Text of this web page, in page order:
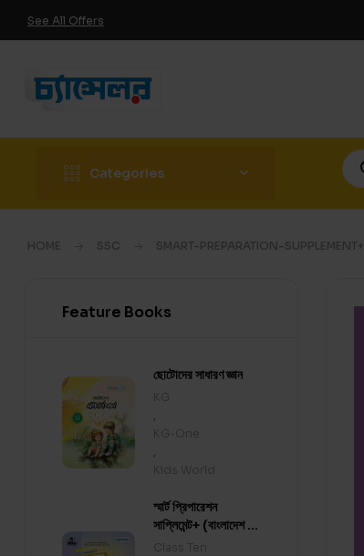
See All Offers
Categories
HOME SSC SMART-PREPARATION-SUPPLEMENT+
Feature Books
ছোটোদের সাধারণ জ্ঞান
KG
,
KG-One
,
Kids World
স্মার্ট প্রিপারেশন
সাপ্লিমেন্ট+ (বাংলাদেশ ও
বিশ্বপরিচয়)
Class Ten